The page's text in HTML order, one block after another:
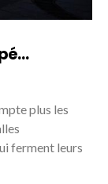
plus les
ferment leurs